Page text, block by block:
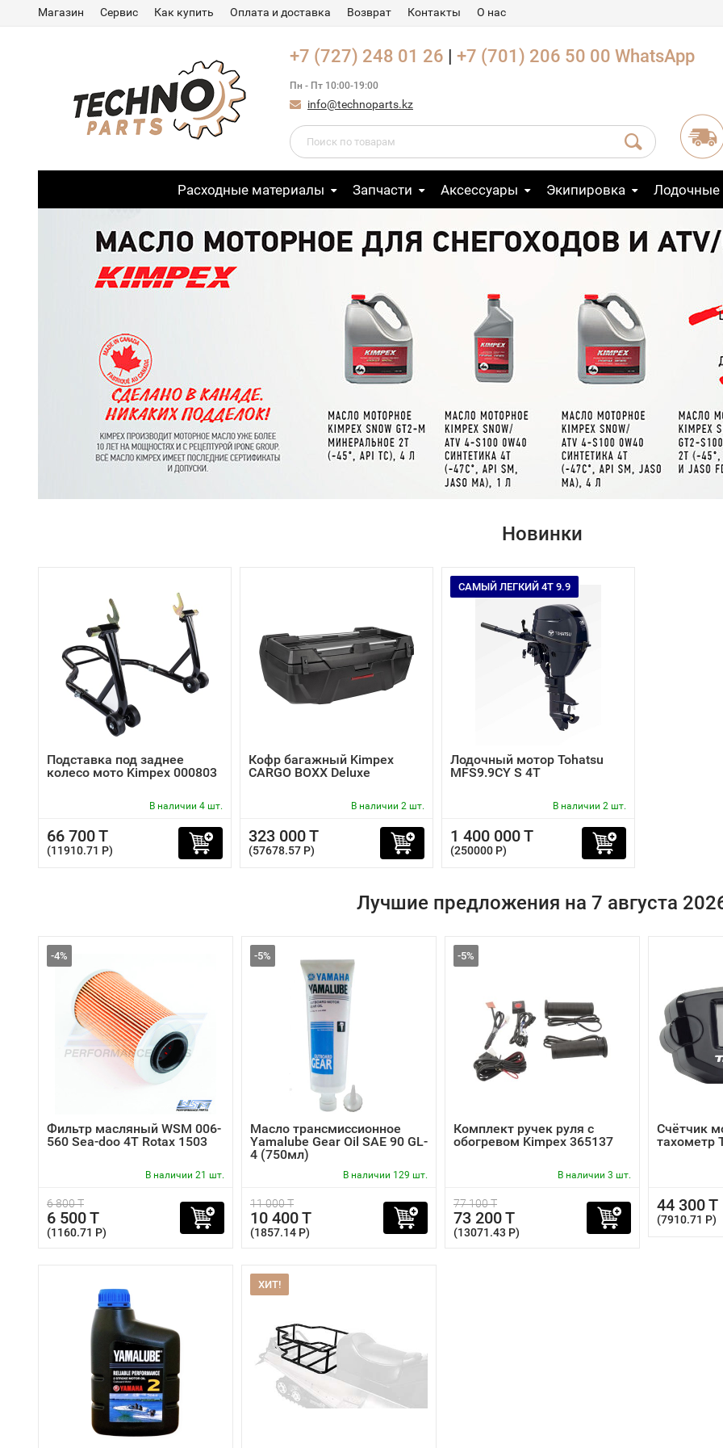
Магазин Сервис Как купить Оплата и доставка Возврат Контакты О нас
+7 (727) 248 01 26 | +7 (701) 206 50 00 WhatsApp
Пн - Пт 10:00-19:00
info@technoparts.kz
Расходные материалы Запчасти Аксессуары Экипировка
Новинки
Подставка под заднее
колесо мото Kimpex 000803
В наличии 4 шт.
66 700 T
(11910.71 P)
Кофр багажный Kimpex
CARGO BOXX Deluxe
В наличии 2 шт.
323 000 T
(57678.57 P)
САМЫЙ ЛЕГКИЙ 4Т 9.9
Лодочный мотор Tohatsu
MFS9.9CY S 4T
В наличии 2 шт.
1 400 000 T
(250000 P)
Лучшие предложения на 7 августа
-4%
Фильтр масляный WSM 006-
560 Sea-doo 4T Rotax 1503
В наличии 21 шт.
6 800 T
6 500 T
(1160.71 P)
-5%
Масло трансмиссионное
Yamalube Gear Oil SAE 90 GL-
4 (750мл)
В наличии 129 шт.
11 000 T
10 400 T
(1857.14 P)
-5%
Комплект ручек руля с
обогревом Kimpex 365137
В наличии 3 шт.
77 100 T
73 200 T
(13071.43 P)
Счётчик
тахометр
44 300 T
(7910.71 P)
ХИТ!